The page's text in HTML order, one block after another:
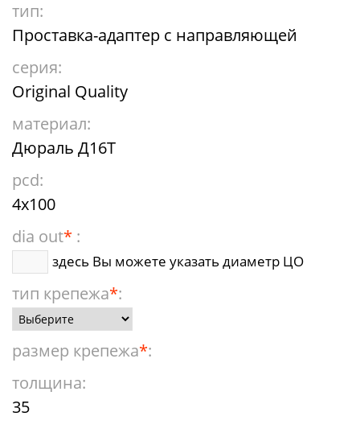
тип:
Проставка-адаптер с направляющей
серия:
Original Quality
материал:
Дюраль Д16Т
pcd:
4x100
dia out* :
здесь Вы можете указать диаметр ЦО
тип крепежа*:
размер крепежа*:
толщина:
35